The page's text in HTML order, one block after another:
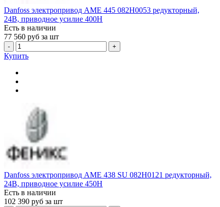
Danfoss электропривод AME 445 082H0053 редукторный,
24В, приводное усилие 400Н
Есть в наличии
77 560 руб за шт
- +
Купить
Danfoss электропривод AME 438 SU 082H0121 редукторный,
24В, приводное усилие 450Н
Есть в наличии
102 390 руб за шт